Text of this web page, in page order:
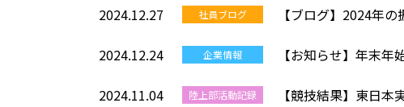
2024.12.27 社員ブログ 【ブログ】2024年の
2024.12.24 企業情報 【お知らせ】年末年
2024.11.04 陸上部活動記録 【競技結果】東日本